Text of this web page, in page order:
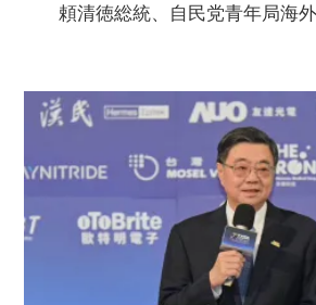
頼清徳総統、自民党青年局海